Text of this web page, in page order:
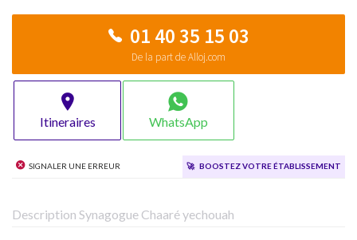
01 40 35 15 03
De la part de Alloj.com
Itineraires WhatsApp
Signaler une erreur 🚀 Boostez votre établissement
Description Synagogue Chaaré yechouah